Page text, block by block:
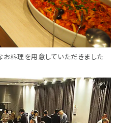
お料理を用意していただきました